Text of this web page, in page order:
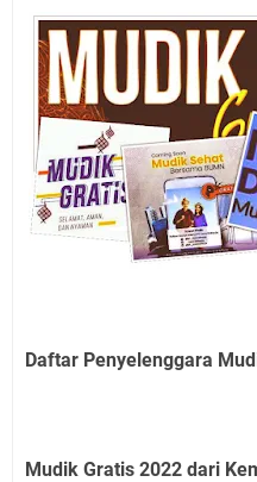
Daftar Penyelenggara
Mudik Gratis 2022 dari